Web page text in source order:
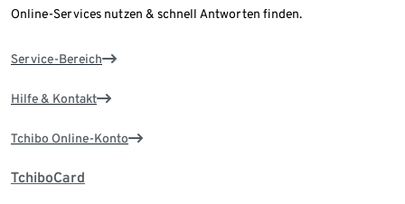
Online-Services nutzen & schnell Antworten finden.
Service-Bereich
Hilfe & Kontakt
Tchibo Online-Konto
TchiboCard